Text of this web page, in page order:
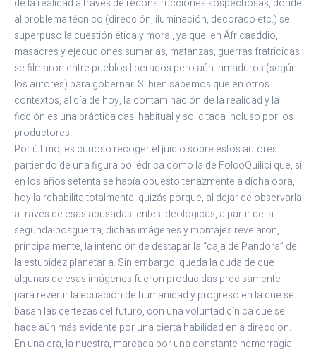
de la realidad a través de reconstrucciones sospechosas, donde
al problema técnico (dirección, iluminación, decorado etc.) se
superpuso la cuestión ética y moral, ya que, en Áfricaaddio,
masacres y ejecuciones sumarias, matanzas, guerras fratricidas
se filmaron entre pueblos liberados pero aún inmaduros (según
los autores) para gobernar. Si bien sabemos que en otros
contextos, al día de hoy, la contaminación de la realidad y la
ficción es una práctica casi habitual y solicitada incluso por los
productores.
Por último, es curioso recoger el juicio sobre estos autores
partiendo de una figura poliédrica como la de FolcoQuilici que, si
en los años setenta se había opuesto tenazmente a dicha obra,
hoy la rehabilita totalmente, quizás porque, al dejar de observarla
a través de esas abusadas lentes ideológicas, a partir de la
segunda posguerra, dichas imágenes y montajes revelaron,
principalmente, la intención de destapar la “caja de Pandora” de
la estupidez planetaria. Sin embargo, queda la duda de que
algunas de esas imágenes fueron producidas precisamente
para revertir la ecuación de humanidad y progreso en la que se
basan las certezas del futuro, con una voluntad cínica que se
hace aún más evidente por una cierta habilidad enla dirección.
En una era, la nuestra, marcada por una constante hemorragia